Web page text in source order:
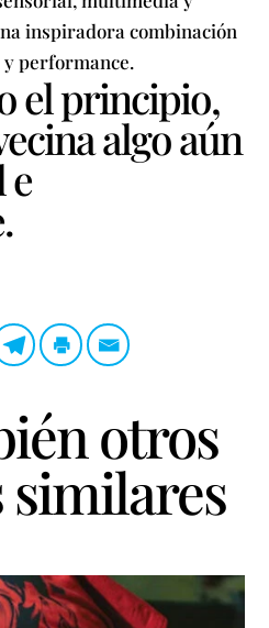
inspiradora combinación
performance.
el principio,
algo aún
e
otros